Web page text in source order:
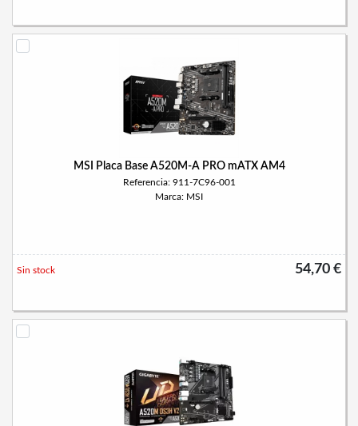
MSI Placa Base A520M-A PRO mATX AM4
Referencia: 911-7C96-001
Marca: MSI
54,70 €
Sin stock